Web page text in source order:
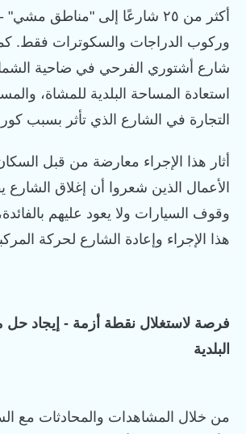
أكثر من ٢٥ شارعًا إلى "مناطق
وركوب الدراجات والسكوترات فقط.
شارع أشتوري الفرحي في ضاحية
استعادة المساحة البلدية للمشاة،
التجارة في الشارع الذي تأثر بسبب
أثار هذا الإجراء معارضة من قبل
الأعمال الذين شعروا أن إغلاق
وقوف السيارات ولا يعود عليهم بالفائدة،
هذا الإجراء وإعادة الشارع لحركة
فرصة لاستغلال نقطة أزمة - إيجاد حل
البلدية
من خلال المشاهدات والمحادثات مع